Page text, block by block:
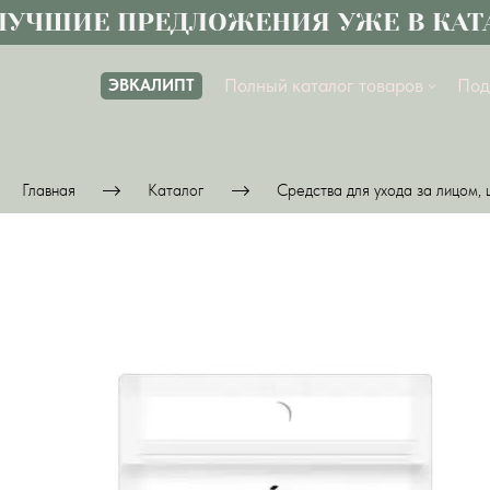
ПРЕДЛОЖЕНИЯ УЖЕ В
ЭВКАЛИПТ Полный каталог товаров
Главная Каталог Средства для ухода за лицом,